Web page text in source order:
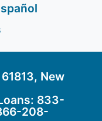
New
833-
208-